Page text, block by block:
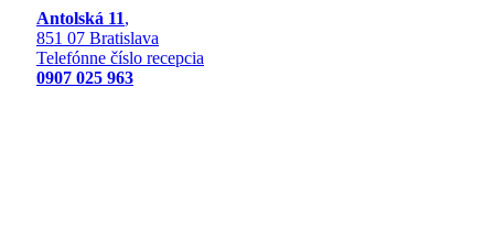
Preskočiť
obsah
Antolská 11,
851 07 Bratislava
Telefónne číslo recepcia
0907 025 963